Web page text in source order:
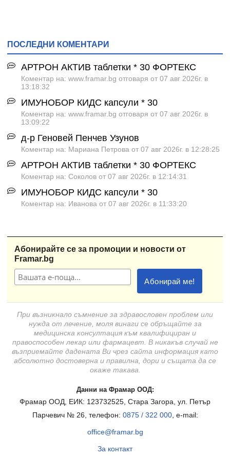
ПОСЛЕДНИ КОМЕНТАРИ
АРТРОН АКТИВ таблетки * 30 ФОРТЕКС
Коментар на: www.framar.bg отговаря от 07 авг 2026г. в
13:18:32
ИМУНОБОР КИДС капсули * 30
Коментар на: www.framar.bg отговаря от 07 авг 2026г. в
13:09:22
д-р Геновей Пенчев Узунов
Коментар на: Мариана Петрова от 07 авг 2026г. в 12:28:25
АРТРОН АКТИВ таблетки * 30 ФОРТЕКС
Коментар на: Соколов от 07 авг 2026г. в 12:14:31
ИМУНОБОР КИДС капсули * 30
Коментар на: Иванова от 07 авг 2026г. в 11:33:20
Абонирайте се за промоции и новости от
Framar.bg
При възникнало съмнение за здравословен проблем или
нужда от лечение, моля винаги се обръщайте за
медицинска консултация към квалифициран и
правоспособен лекар или фармацевт. В никакъв случай не
възприемайте дадената Ви чрез сайта информация като
абсолютно достоверна и правилна, дори и същата да се
окаже такава.
Данни на Фрамар ООД:
Фрамар ООД, ЕИК: 123732525, Стара Загора, ул. Петър
Парчевич № 26, телефон: 0875 / 322 000, e-mail:
office@framar.bg
За контакт